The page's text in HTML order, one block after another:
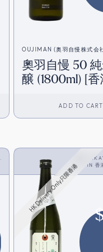
OUJIMAN (奥羽自慢株式会
奧羽自慢 50
醸 (1800ml) [
ADD TO CART
IN 香
HK Delivery Only只限香港